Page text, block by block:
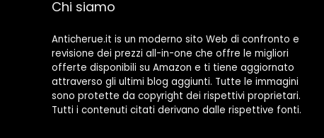
Chi siamo
Anticherue.it is un moderno sito Web di confronto e
revisione dei prezzi all-in-one che offre le migliori
offerte disponibili su Amazon e ti tiene aggiornato
attraverso gli ultimi blog aggiunti. Tutte le immagini
sono protette da copyright dei rispettivi proprietari.
Tutti i contenuti citati derivano dalle rispettive fonti.